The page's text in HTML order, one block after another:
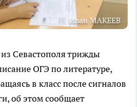
Иван МАКЕЕВ
Севастополя трижды
ОГЭ по литературе,
в класс после сигналов
об этом сообщает